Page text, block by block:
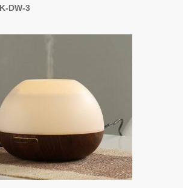
DW-3